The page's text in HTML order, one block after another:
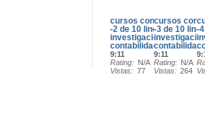
cursos contabilidad
-2 de 10 lineas de
investigacion en
contabilidad
9:11
Rating
N/A
Vistas
77
cursos
-3 de 10
contabilidad
9:11
Rating
N/A
Vistas
264
-